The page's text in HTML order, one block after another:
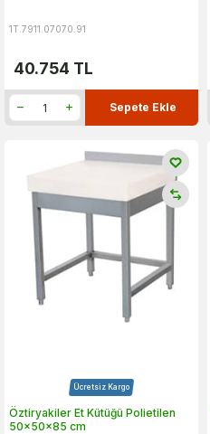
1T.7911.07070.91
40.754 TL
Sepete Ekle
Ücretsiz Kargo
Öztiryakiler Et Kütüğü Polietilen
50x50x85 cm